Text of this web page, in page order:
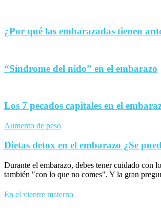
¿Por qué las embarazadas tienen
“Síndrome del nido” en el embarazo
Los 7 pecados capitales en el
Aumento de peso
Dietas detox en el embarazo ¿Se
Durante el embarazo, debes tener cuidado con
también "con lo que no comes". Y la gran
En el vientre materno